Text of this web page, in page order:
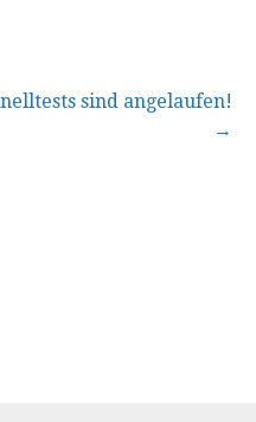
sind angelaufen!
→